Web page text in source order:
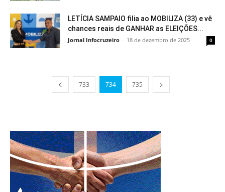
LETÍCIA SAMPAIO filia ao MOBILIZA (33) e vê
chances reais de GANHAR as ELEIÇÕES...
Jornal Infocruzeiro - 18 de dezembro de 2025 0
733 734 735